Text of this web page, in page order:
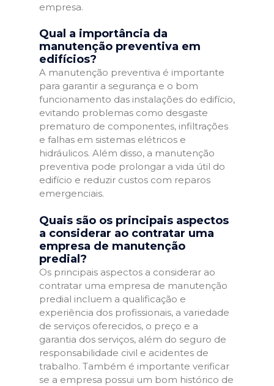
empresa.
Qual a importância da
manutenção preventiva em
edifícios?
A manutenção preventiva é importante
para garantir a segurança e o bom
funcionamento das instalações do edifício,
evitando problemas como desgaste
prematuro de componentes, infiltrações
e falhas em sistemas elétricos e
hidráulicos. Além disso, a manutenção
preventiva pode prolongar a vida útil do
edifício e reduzir custos com reparos
emergenciais.
Quais são os principais aspectos
a considerar ao contratar uma
empresa de manutenção
predial?
Os principais aspectos a considerar ao
contratar uma empresa de manutenção
predial incluem a qualificação e
experiência dos profissionais, a variedade
de serviços oferecidos, o preço e a
garantia dos serviços, além do seguro de
responsabilidade civil e acidentes de
trabalho. Também é importante verificar
se a empresa possui um bom histórico de